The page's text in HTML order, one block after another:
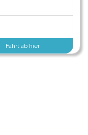
Fahrt ab hier